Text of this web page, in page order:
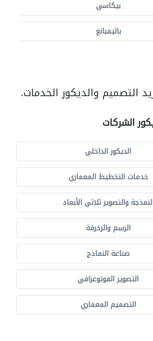
بيكاسي
باليمبانغ
التصميم والديكور الخدمات.
الشركات
الديكور الداخلي
خدمات التخطيط المعماري
والتصوير ثلاثي الأبعاد
الرسم والزخرفة
صناعة النماذج
التصوير الفوتوغرافي
التصميم المعماري